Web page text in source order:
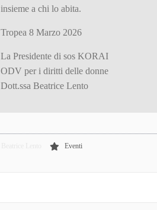
insieme a chi lo abita.
Tropea 8 Marzo 2026
La Presidente di sos KORAI
ODV per i diritti delle donne
Dott.ssa Beatrice Lento
Eventi